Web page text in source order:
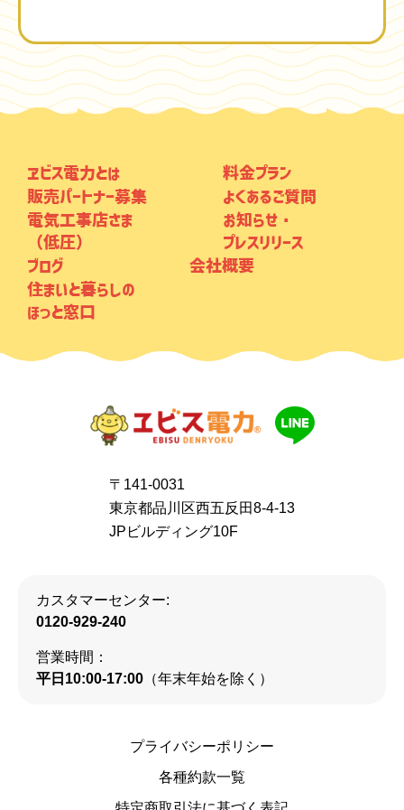
ヱビス電力とは
料金プラン
販売パートナー募集
よくあるご質問
電気工事店さま
（低圧）
お知らせ・
プレスリリース
ブログ
会社概要
住まいと暮らしの
ほっと窓口
〒141-0031
東京都品川区西五反田8-4-13
JPビルディング10F
カスタマーセンター:
0120-929-240
営業時間：
平日10:00-17:00 （年末年始を除く）
プライバシーポリシー
各種約款一覧